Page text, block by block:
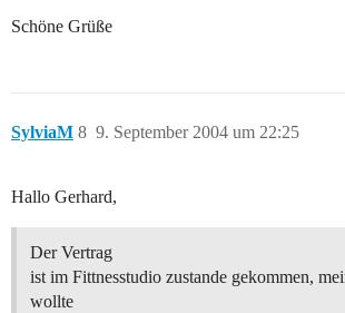
Schöne Grüße
SylviaM 9. September 2004 um 22:25
8
Hallo Gerhard,
Der Vertrag
ist im Fittnesstudio zustande gekommen,
wollte